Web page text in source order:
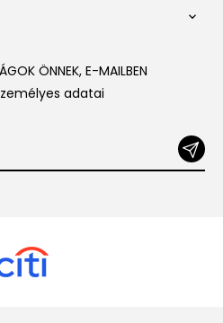

ÖNNEK, E-MAILBEN
adatai